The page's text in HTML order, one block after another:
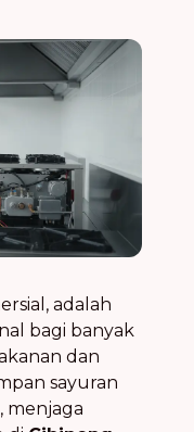
adalah
bagi banyak
dan
sayuran
, menjaga